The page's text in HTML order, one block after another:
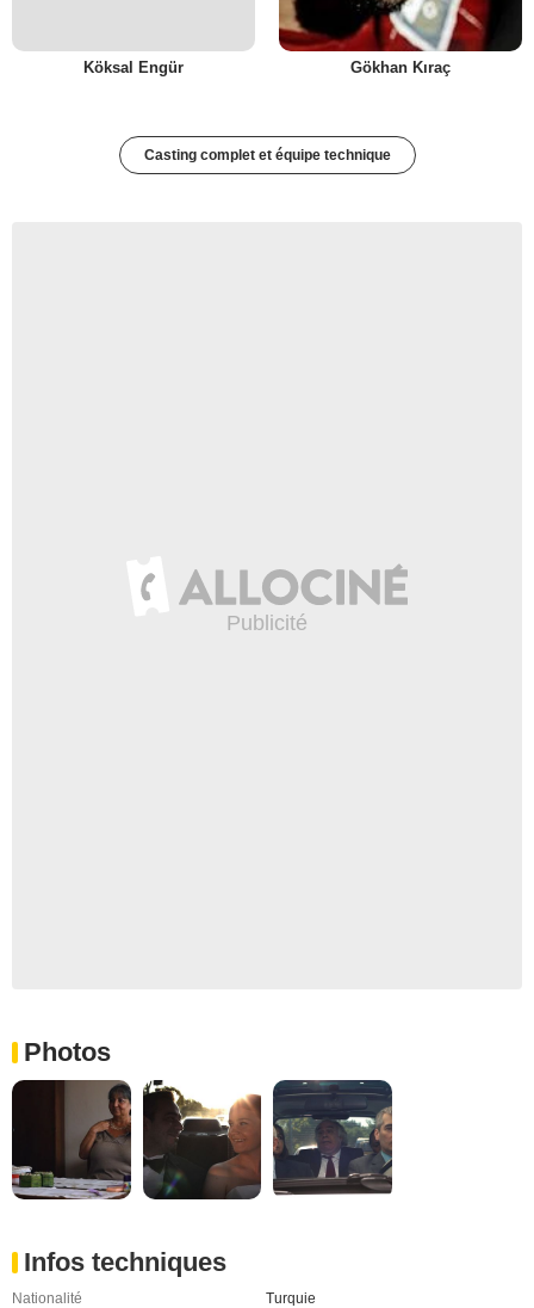
Köksal Engür Gökhan Kıraç
Casting complet et équipe technique
Photos
Infos techniques
Nationalité
Turquie